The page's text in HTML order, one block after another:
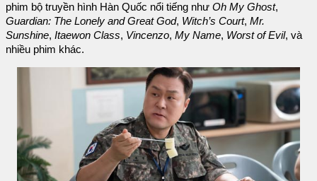
phim bộ truyền hình Hàn Quốc nổi tiếng như Oh My Ghost,
Guardian: The Lonely and Great God, Witch’s Court, Mr.
Sunshine, Itaewon Class, Vincenzo, My Name, Worst of Evil, và
nhiều phim khác.